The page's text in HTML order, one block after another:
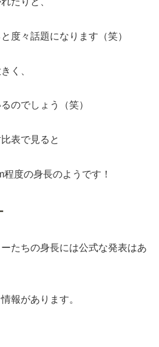
度々話題になります（笑）
く、
のでしょう（笑）
表で見ると
度の身長のようです！
たちの身長には公式な発表はあ
報があります。